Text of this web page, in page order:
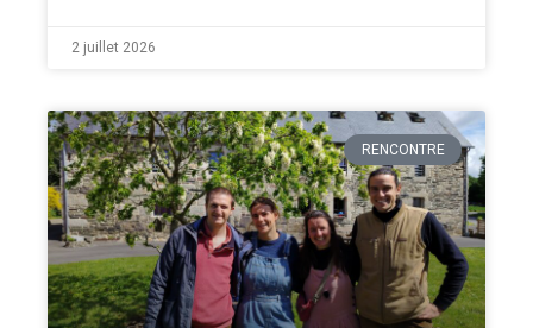
2 juillet 2026
RENCONTRE